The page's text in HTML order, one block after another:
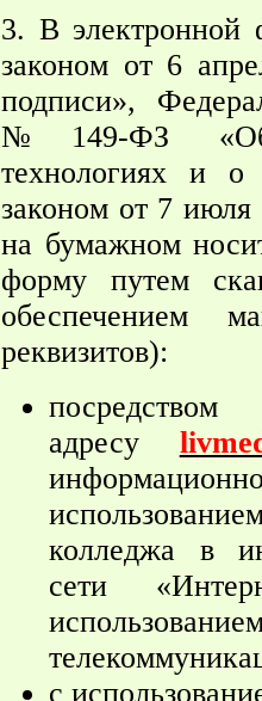
3. В электронной
законом от 6
подписи»,
№149-ФЗ «Об
технологиях и о
законом от 7
на бумажном
форму путем
обеспечением
реквизитов):
адресу
колледжа в
сети
с